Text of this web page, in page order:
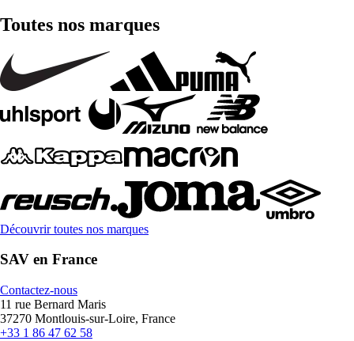
Toutes nos marques
Découvrir toutes nos marques
SAV en France
Contactez-nous
11 rue Bernard Maris
37270 Montlouis-sur-Loire, France
+33 1 86 47 62 58